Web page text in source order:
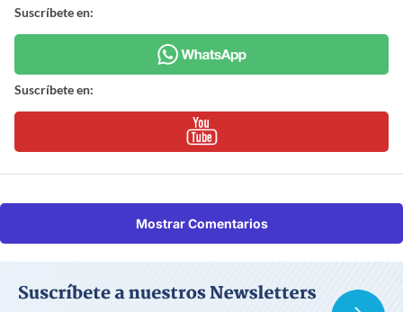
Suscríbete en:
Suscríbete en:
Mostrar Comentarios